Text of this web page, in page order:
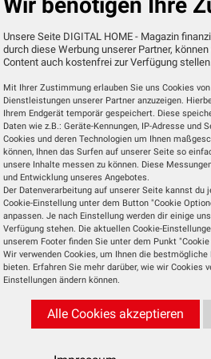
E-Mail-Adresse beim
kleine LED signalisiert. Im
kann Yubii Endgeräte der
Anlernen von Endgeräten
Herstellern wie z.B. Sonos
kostenfrei über den Fibaro-
einen Szenenschalter,
von „Nice“
einfach. Durch Klicken auf
der Übersichtsseite, die
Fenstersensor“ aus.
Unsere Seite DIGITAL HOME - Magazin
durch diese Werbung unserer Partner,
Content auch kostenfrei zur Verfügung
Mit Ihrer Zustimmung erlauben Sie uns Cookies
Dienstleistungen unserer Partner anzuzeigen.
Ihrem Endgerät temporär gespeichert. Diese
Daten wie z.B.: Geräte-Kennungen, IP-Adresse und
Cookies und deren Technologien um Ihnen
können, Ihnen das Surfen auf unserer Seite so
unsere Inhalte messen zu können. Diese
und Entwicklung unseres Angebotes.
Der Datenverarbeitung auf unserer Seite kannst du
Cookie-Einstellung unter dem Button "Cookie
anpassen. Je nach Einstellung werden dir einige
Verfügung stehen. Die aktuellen Cookie-
unserem Footer finden Sie unter dem Punkt
Wir verwenden Cookies, um Ihnen die
bieten. Erfahren Sie mehr darüber, wie wir Cookies
Einstellungen ändern können.
Alle Cookies akzeptieren